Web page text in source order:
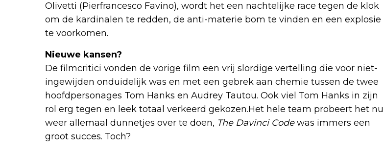
Olivetti (Pierfrancesco Favino), wordt het een nachtelijke race tegen de klok
om de kardinalen te redden, de anti-materie bom te vinden en een explosie
te voorkomen.
Nieuwe kansen?
De filmcritici vonden de vorige film een vrij slordige vertelling die voor niet-
ingewijden onduidelijk was en met een gebrek aan chemie tussen de twee
hoofdpersonages Tom Hanks en Audrey Tautou. Ook viel Tom Hanks in zijn
rol erg tegen en leek totaal verkeerd gekozen.Het hele team probeert het nu
weer allemaal dunnetjes over te doen, The Davinci Codewas immers een
groot succes. Toch?